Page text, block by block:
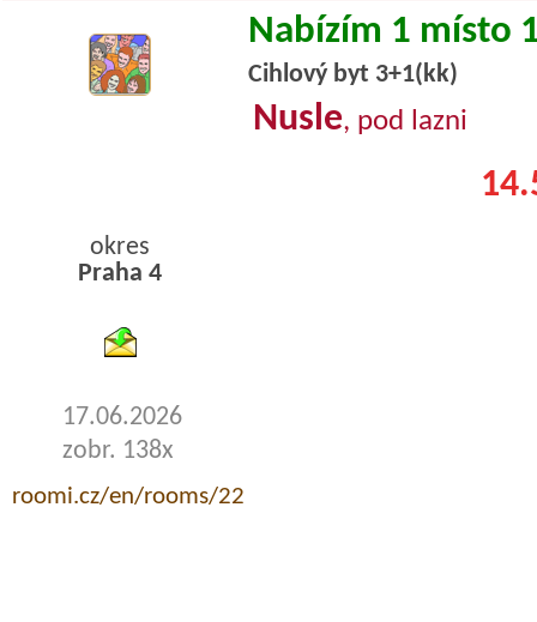
Nabízím 1 místo
Cihlový byt 3+1(kk)
Nusle, pod lazni
okres
Praha 4
17.06.2026
zobr. 138x
roomi.cz/en/rooms/22